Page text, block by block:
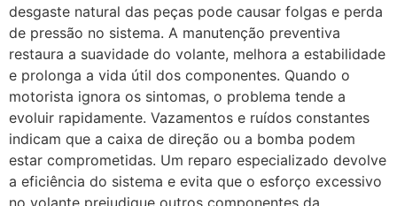
desgaste natural das peças pode causar folgas e perda
de pressão no sistema. A manutenção preventiva
restaura a suavidade do volante, melhora a estabilidade
e prolonga a vida útil dos componentes. Quando o
motorista ignora os sintomas, o problema tende a
evoluir rapidamente. Vazamentos e ruídos constantes
indicam que a caixa de direção ou a bomba podem
estar comprometidas. Um reparo especializado devolve
a eficiência do sistema e evita que o esforço excessivo
no volante prejudique outros componentes da